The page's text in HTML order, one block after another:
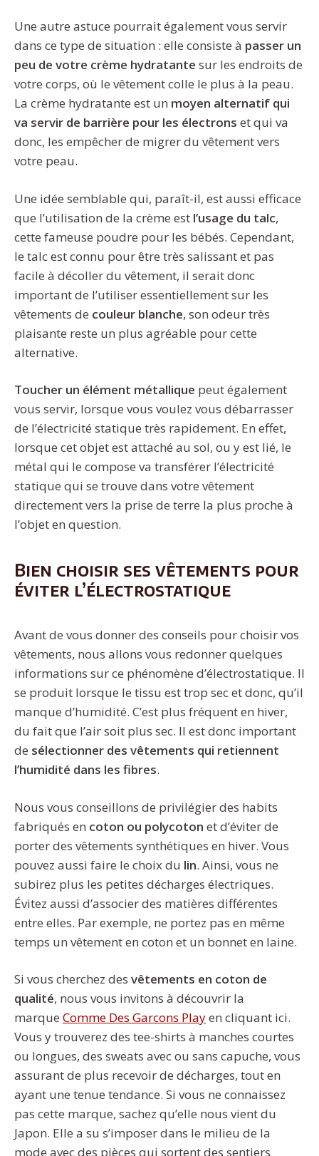
Une autre astuce pourrait également vous servir
dans ce type de situation : elle consiste à passer un
peu de votre crème hydratante sur les endroits de
votre corps, où le vêtement colle le plus à la peau.
La crème hydratante est un moyen alternatif qui
va servir de barrière pour les électrons et qui va
donc, les empêcher de migrer du vêtement vers
votre peau.
Une idée semblable qui, paraît-il, est aussi efficace
que l’utilisation de la crème est l’usage du talc,
cette fameuse poudre pour les bébés. Cependant,
le talc est connu pour être très salissant et pas
facile à décoller du vêtement, il serait donc
important de l’utiliser essentiellement sur les
vêtements de couleur blanche, son odeur très
plaisante reste un plus agréable pour cette
alternative.
Toucher un élément métallique peut également
vous servir, lorsque vous voulez vous débarrasser
de l’électricité statique très rapidement. En effet,
lorsque cet objet est attaché au sol, ou y est lié, le
métal qui le compose va transférer l’électricité
statique qui se trouve dans votre vêtement
directement vers la prise de terre la plus proche à
l’objet en question.
Bien choisir ses vêtements pour
éviter l’électrostatique
Avant de vous donner des conseils pour choisir vos
vêtements, nous allons vous redonner quelques
informations sur ce phénomène d’électrostatique. Il
se produit lorsque le tissu est trop sec et donc, qu’il
manque d’humidité. C’est plus fréquent en hiver,
du fait que l’air soit plus sec. Il est donc important
de sélectionner des vêtements qui retiennent
l’humidité dans les fibres.
Nous vous conseillons de privilégier des habits
fabriqués en coton ou polycoton et d’éviter de
porter des vêtements synthétiques en hiver. Vous
pouvez aussi faire le choix du lin. Ainsi, vous ne
subirez plus les petites décharges électriques.
Évitez aussi d’associer des matières différentes
entre elles. Par exemple, ne portez pas en même
temps un vêtement en coton et un bonnet en laine.
Si vous cherchez des vêtements en coton de
qualité, nous vous invitons à découvrir la
marque Comme Des Garcons Playen cliquant ici.
Vous y trouverez des tee-shirts à manches courtes
ou longues, des sweats avec ou sans capuche, vous
assurant de plus recevoir de décharges, tout en
ayant une tenue tendance. Si vous ne connaissez
pas cette marque, sachez qu’elle nous vient du
Japon. Elle a su s’imposer dans le milieu de la
mode avec des pièces qui sortent des sentiers